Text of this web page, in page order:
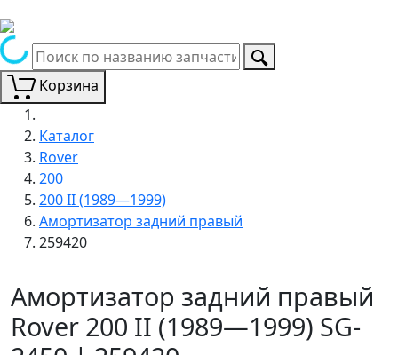
Корзина
Каталог
Rover
200
200 II (1989—1999)
Амортизатор задний правый
259420
Амортизатор задний правый
Rover 200 II (1989—1999) SG-